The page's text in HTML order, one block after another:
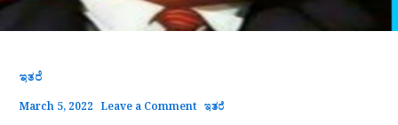
ಇತರೆ
March 5, 2022 Leave a Comment ಇತರೆ